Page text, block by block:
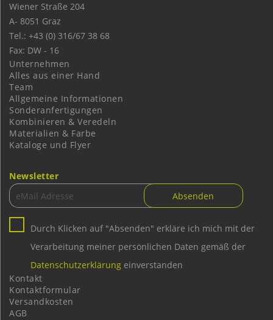
Wiener Straße 204
A- 8051 Graz
Tel.: +43 (0) 316/67 38 68
Fax: DW - 16
Unternehmen
Alles aus einer Hand
Team
Allgemeine Informationen
Sonderanfertigungen
Kombinieren & Veredeln
Materialien & Farbe
Kataloge und Flyer
Newsletter
Durch Klicken auf "Absenden" erkläre ich mich mit der
Verarbeitung meiner persönlichen Daten gemäß der
Datenschutzerklärung einverstanden
Kontakt
Kontaktformular
Versandkosten
AGB